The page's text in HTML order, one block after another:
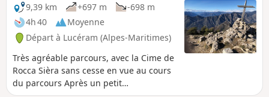
L'itinéraire offre quelques jolis points de
vue sur certains sommets du littoral des
Alpes-Maritimes, tels que la Cime de
Baudon ou le Mont Agel.
9,39 km
+697 m
-698 m
4h 40
Moyenne
Départ à Lucéram (Alpes-Maritimes)
Très agréable parcours, avec la Cime de
Rocca Sièra sans cesse en vue au cours
du parcours Après un petit